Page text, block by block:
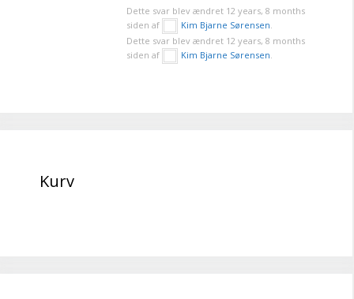
Dette svar blev ændret 12 years, 8 months
siden af
Kim Bjarne Sørensen.
Dette svar blev ændret 12 years, 8 months
siden af
Kim Bjarne Sørensen.
Kurv